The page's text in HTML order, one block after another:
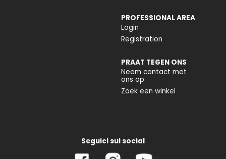
PROFESSIONAL AREA
Login
Registration
PRAAT TEGEN ONS
Neem contact met
ons op
Zoek een winkel
Seguici sui social